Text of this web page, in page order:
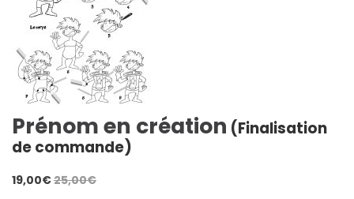
Prénom en création (Finalisation
de commande)
19,00€25,00€